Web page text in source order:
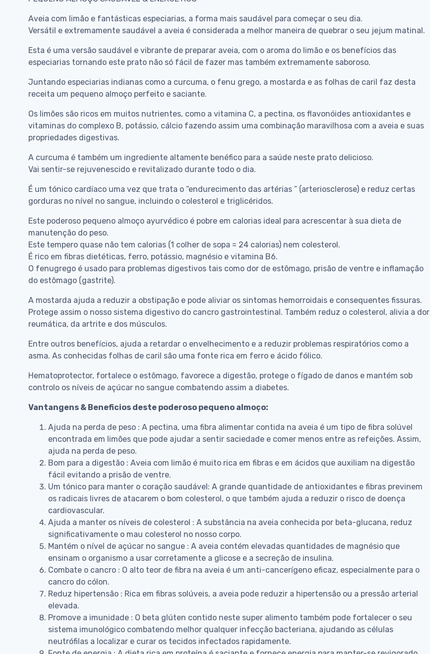
Aveia com limão e fantásticas especiarias, a forma mais saudável para começar o seu dia.
Versátil e extremamente saudável a aveia é considerada a melhor maneira de quebrar o seu jejum matinal.
Esta é uma versão saudável e vibrante de preparar aveia, com o aroma do limão e os benefícios das
especiarias tornando este prato não só fácil de fazer mas também extremamente saboroso.
Juntando especiarias indianas como a curcuma, o fenu grego, a mostarda e as folhas de caril faz desta
receita um pequeno almoço perfeito e saciante.
Os limões são ricos em muitos nutrientes, como a vitamina C, a pectina, os flavonóides antioxidantes e
vitaminas do complexo B, potássio, cálcio fazendo assim uma combinação maravilhosa com a aveia e suas
propriedades digestivas.
A curcuma é também um ingrediente altamente benéfico para a saúde neste prato delicioso.
Vai sentir-se rejuvenescido e revitalizado durante todo o dia.
É um tónico cardíaco uma vez que trata o “endurecimento das artérias ” (arteriosclerose) e reduz certas
gorduras no nível no sangue, incluindo o colesterol e triglicéridos.
Este poderoso pequeno almoço ayurvédico é pobre em calorias ideal para acrescentar à sua dieta de
manutenção do peso.
Este tempero quase não tem calorias (1 colher de sopa = 24 calorias) nem colesterol.
É rico em fibras dietéticas, ferro, potássio, magnésio e vitamina B6.
O fenugrego é usado para problemas digestivos tais como dor de estômago, prisão de ventre e inflamação
do estômago (gastrite).
A mostarda ajuda a reduzir a obstipação e pode aliviar os sintomas hemorroidais e consequentes fissuras.
Protege assim o nosso sistema digestivo do cancro gastrointestinal. Também reduz o colesterol, alivia a dor
reumática, da artrite e dos músculos.
Entre outros benefícios, ajuda a retardar o envelhecimento e a reduzir problemas respiratórios como a
asma. As conhecidas folhas de caril são uma fonte rica em ferro e ácido fólico.
Hematoprotector, fortalece o estômago, favorece a digestão, protege o fígado de danos e mantém sob
controlo os níveis de açúcar no sangue combatendo assim a diabetes.
Vantangens & Beneficios deste poderoso pequeno almoço:
Ajuda na perda de peso : A pectina, uma fibra alimentar contida na aveia é um tipo de fibra solúvel
encontrada em limões que pode ajudar a sentir saciedade e comer menos entre as refeições. Assim,
ajuda na perda de peso.
Bom para a digestão : Aveia com limão é muito rica em fibras e em ácidos que auxiliam na digestão
fácil evitando a prisão de ventre.
Um tónico para manter o coração saudável: A grande quantidade de antioxidantes e fibras previnem
os radicais livres de atacarem o bom colesterol, o que também ajuda a reduzir o risco de doença
cardiovascular.
Ajuda a manter os níveis de colesterol : A substância na aveia conhecida por beta-glucana, reduz
significativamente o mau colesterol no nosso corpo.
Mantém o nível de açúcar no sangue : A aveia contém elevadas quantidades de magnésio que
ensinam o organismo a usar corretamente a glicose e a secreção de insulina.
Combate o cancro : O alto teor de fibra na aveia é um anti-cancerígeno eficaz, especialmente para o
cancro do cólon.
Reduz hipertensão : Rica em fibras solúveis, a aveia pode reduzir a hipertensão ou a pressão arterial
elevada.
Promove a imunidade : O beta glúten contido neste super alimento também pode fortalecer o seu
sistema imunológico combatendo melhor qualquer infecção bacteriana, ajudando as células
neutrófilas a localizar e curar os tecidos infectados rapidamente.